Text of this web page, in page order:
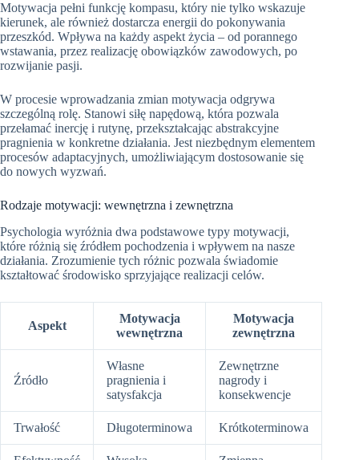
Motywacja pełni funkcję kompasu, który nie tylko wskazuje
kierunek, ale również dostarcza energii do pokonywania
przeszkód. Wpływa na każdy aspekt życia – od porannego
wstawania, przez realizację obowiązków zawodowych, po
rozwijanie pasji.
W procesie wprowadzania zmian motywacja odgrywa
szczególną rolę. Stanowi siłę napędową, która pozwala
przełamać inercję i rutynę, przekształcając abstrakcyjne
pragnienia w konkretne działania. Jest niezbędnym elementem
procesów adaptacyjnych, umożliwiającym dostosowanie się
do nowych wyzwań.
Rodzaje motywacji: wewnętrzna i zewnętrzna
Psychologia wyróżnia dwa podstawowe typy motywacji,
które różnią się źródłem pochodzenia i wpływem na nasze
działania. Zrozumienie tych różnic pozwala świadomie
kształtować środowisko sprzyjające realizacji celów.
Aspekt
Motywacja
wewnętrzna
Motywacja
zewnętrzna
Źródło
Własne
pragnienia i
satysfakcja
Zewnętrzne
nagrody i
konsekwencje
Trwałość Długoterminowa Krótkoterminowa